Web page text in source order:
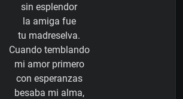
sin esplendor
la amiga fue
tu madreselva.
Cuando temblando
mi amor primero
con esperanzas
besaba mi alma,